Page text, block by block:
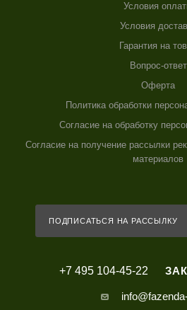
Условия
Условия
Гарантия на
Вопрос-ответ
Оферта
Политика обработки
Согласие на обработку
Согласие на получение рассылки
материалов
ПОДПИСАТЬСЯ НА РАССЫЛКУ
+7 495 104-45-22